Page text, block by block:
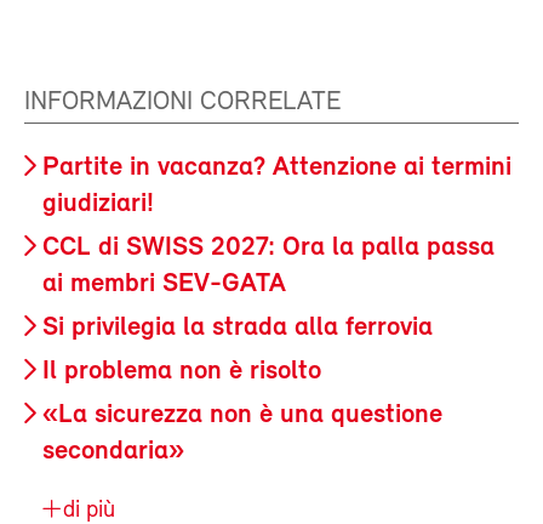
INFORMAZIONI CORRELATE
Partite in vacanza? Attenzione ai termini
giudiziari!
CCL di SWISS 2027: Ora la palla passa
ai membri SEV-GATA
Si privilegia la strada alla ferrovia
Il problema non è risolto
«La sicurezza non è una questione
secondaria»
di più